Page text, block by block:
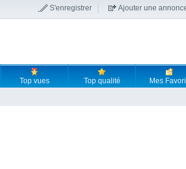
S'enregistrer Ajouter une
Top vues Top qualité Mes